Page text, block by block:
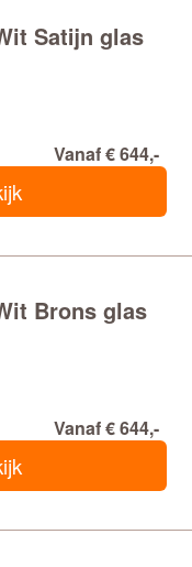
Satijn glas
Vanaf € 644,-
Brons glas
Vanaf € 644,-